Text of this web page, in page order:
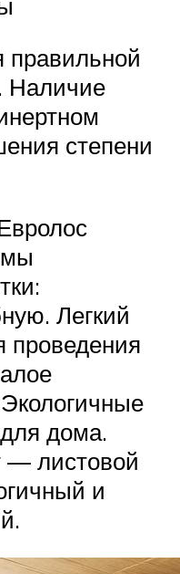
правильной
Наличие
степени
Легкий
проведения
дома.
— листовой
и